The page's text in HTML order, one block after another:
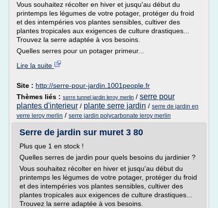
Vous souhaitez récolter en hiver et jusqu'au début du
printemps les légumes de votre potager, protéger du froid
et des intempéries vos plantes sensibles, cultiver des
plantes tropicales aux exigences de culture drastiques...
Trouvez la serre adaptée à vos besoins.
Quelles serres pour un potager primeur...
Lire la suite
Site : http://serre-pour-jardin.1001people.fr
Thèmes liés : serre tunnel jardin leroy merlin / serre pour
plantes d'interieur / plante serre jardin / serre de jardin en
verre leroy merlin / serre jardin polycarbonate leroy merlin
Serre de jardin sur muret 3 80
Plus que 1 en stock !
Quelles serres de jardin pour quels besoins du jardinier ?
Vous souhaitez récolter en hiver et jusqu'au début du
printemps les légumes de votre potager, protéger du froid
et des intempéries vos plantes sensibles, cultiver des
plantes tropicales aux exigences de culture drastiques...
Trouvez la serre adaptée à vos besoins.